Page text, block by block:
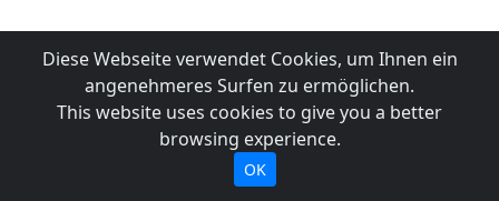
Diese Webseite verwendet Cookies, um Ihnen ein
angenehmeres Surfen zu ermöglichen.
This website uses cookies to give you a better
browsing experience.
OK